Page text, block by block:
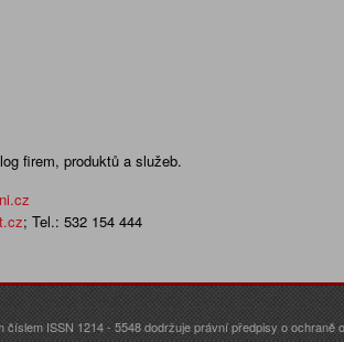
firem, produktů a služeb.
; Tel.: 532 154 444
ISSN 1214 - 5548 dodržuje právní předpisy o